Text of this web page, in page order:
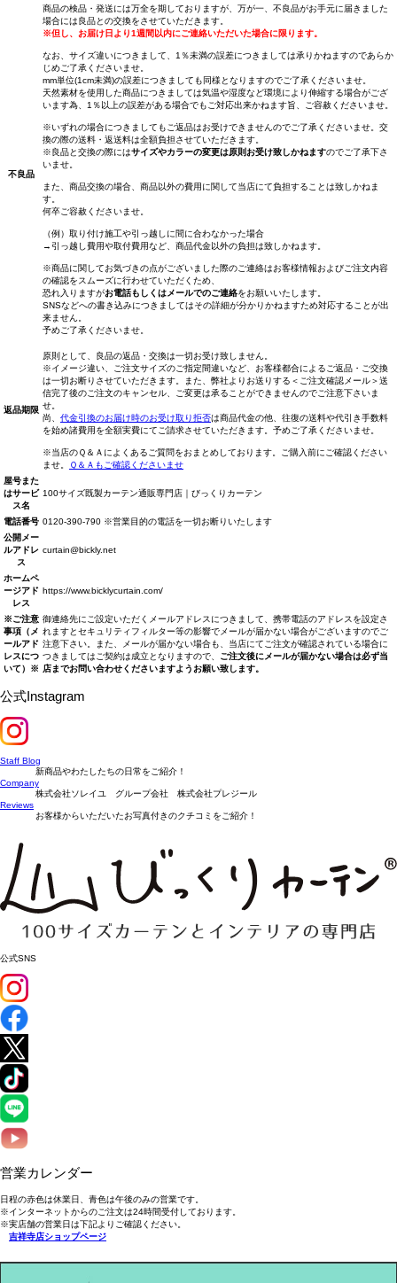
不良品
商品の検品・発送には万全を期しておりますが、万が一、不良品がお手元に届きました
場合には良品との交換をさせていただきます。
※但し、お届け日より1週間以内にご連絡いただいた場合に限ります。
なお、サイズ違いにつきまして、1％未満の誤差につきましては承りかねますのであらか
じめご了承くださいませ。
mm単位(1cm未満)の誤差につきましても同様となりますのでご了承くださいませ。
天然素材を使用した商品につきましては気温や湿度など環境により伸縮する場合がござ
います為、1％以上の誤差がある場合でもご対応出来かねます旨、ご容赦くださいませ。
※いずれの場合につきましてもご返品はお受けできませんのでご了承くださいませ。交
換の際の送料・返送料は全額負担させていただきます。
※良品と交換の際にはサイズやカラーの変更は原則お受け致しかねますのでご了承下さ
いませ。
また、商品交換の場合、商品以外の費用に関して当店にて負担することは致しかねま
す。
何卒ご容赦くださいませ。
（例）取り付け施工や引っ越しに間に合わなかった場合
→引っ越し費用や取付費用など、商品代金以外の負担は致しかねます。
※商品に関してお気づきの点がございました際のご連絡はお客様情報およびご注文内容
の確認をスムーズに行わせていただくため、
恐れ入りますがお電話もしくはメールでのご連絡をお願いいたします。
SNSなどへの書き込みにつきましてはその詳細が分かりかねますため対応することが出
来ません。
予めご了承くださいませ。
返品期限
原則として、良品の返品・交換は一切お受け致しません。
※イメージ違い、ご注文サイズのご指定間違いなど、お客様都合によるご返品・ご交換
は一切お断りさせていただきます。また、弊社よりお送りする＜ご注文確認メール＞送
信完了後のご注文のキャンセル、ご変更は承ることができませんのでご注意下さいま
せ。
尚、 代金引換のお届け時のお受け取り拒否は商品代金の他、往復の送料や代引き手数料
を始め諸費用を全額実費にてご請求させていただきます。予めご了承くださいませ。
※当店のＱ＆Ａによくあるご質問をおまとめしております。ご購入前にご確認ください
ませ。
Ｑ＆Ａもご確認くださいませ
屋号また
はサービ
ス名
100サイズ既製カーテン通販専門店｜びっくりカーテン
電話番号 0120-390-790 ※営業目的の電話を一切お断りいたします
公開メー
ルアドレ
ス
curtain@bickly.net
ホームペ
ージアド
レス
https://www.bicklycurtain.com/
※ご注意
事項（メ
ールアド
レスにつ
いて）※
御連絡先にご設定いただくメールアドレスにつきまして、携帯電話のアドレスを設定さ
れますとセキュリティフィルター等の影響でメールが届かない場合がございますのでご
注意下さい。また、メールが届かない場合も、当店にてご注文が確認されている場合に
つきましてはご契約は成立となりますので、 ご注文後にメールが届かない場合は必ず当
店までお問い合わせくださいますようお願い致します。
公式Instagram
Staff Blog
新商品やわたしたちの日常をご紹介！
Company
株式会社ソレイユ グループ会社 株式会社プレジール
Reviews
お客様からいただいたお写真付きのクチコミをご紹介！
公式SNS
営業カレンダー
日程の赤色は休業日、青色は午後のみの営業です。
※インターネットからのご注文は24時間受付しております。
※実店舗の営業日は下記よりご確認ください。
吉祥寺店ショップページ